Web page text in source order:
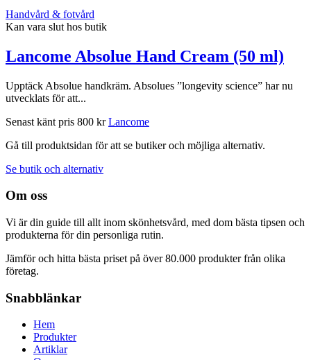
Handvård & fotvård
Kan vara slut hos butik
Lancome Absolue Hand Cream (50 ml)
Upptäck Absolue handkräm. Absolues ”longevity science” har nu
utvecklats för att...
Senast känt pris 800 kr Lancome
Gå till produktsidan för att se butiker och möjliga alternativ.
Se butik och alternativ
Om oss
Vi är din guide till allt inom skönhetsvård, med dom bästa tipsen och
produkterna för din personliga rutin.
Jämför och hitta bästa priset på över 80.000 produkter från olika
företag.
Snabblänkar
Hem
Produkter
Artiklar